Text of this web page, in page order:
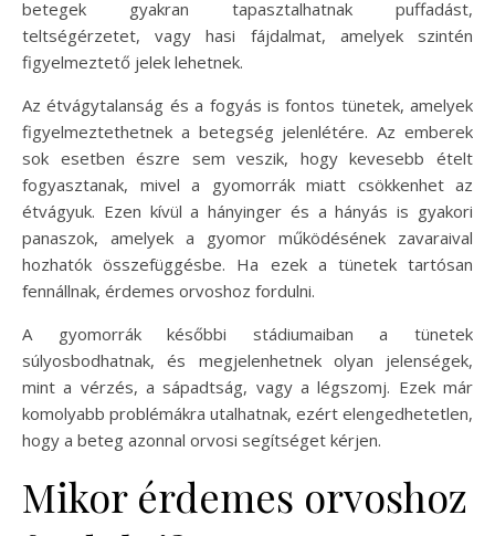
betegek gyakran tapasztalhatnak puffadást,
teltségérzetet, vagy hasi fájdalmat, amelyek szintén
figyelmeztető jelek lehetnek.
Az étvágytalanság és a fogyás is fontos tünetek, amelyek
figyelmeztethetnek a betegség jelenlétére. Az emberek
sok esetben észre sem veszik, hogy kevesebb ételt
fogyasztanak, mivel a gyomorrák miatt csökkenhet az
étvágyuk. Ezen kívül a hányinger és a hányás is gyakori
panaszok, amelyek a gyomor működésének zavaraival
hozhatók összefüggésbe. Ha ezek a tünetek tartósan
fennállnak, érdemes orvoshoz fordulni.
A gyomorrák későbbi stádiumaiban a tünetek
súlyosbodhatnak, és megjelenhetnek olyan jelenségek,
mint a vérzés, a sápadtság, vagy a légszomj. Ezek már
komolyabb problémákra utalhatnak, ezért elengedhetetlen,
hogy a beteg azonnal orvosi segítséget kérjen.
Mikor érdemes orvoshoz